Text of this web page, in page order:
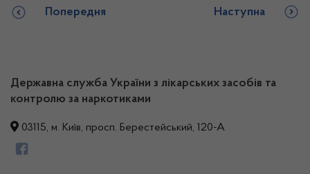
Попередня Наступна
Державна служба України з лікарських засобів та
контролю за наркотиками
03115, м. Київ, просп. Берестейський, 120-А